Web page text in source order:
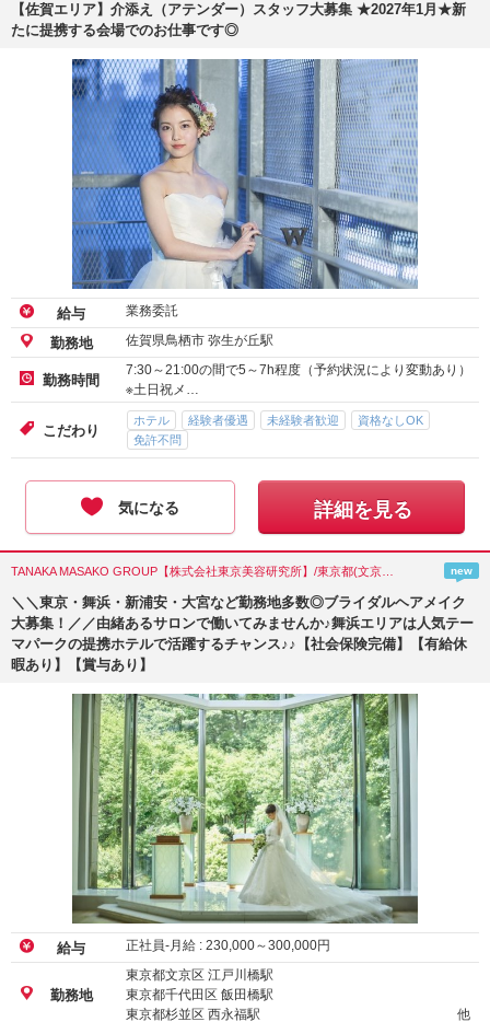
【佐賀エリア】介添え（アテンダー）スタッフ大募集 ★2027年1月★新
たに提携する会場でのお仕事です◎
給与 業務委託
勤務地 佐賀県鳥栖市 弥生が丘駅
勤務時間
7:30～21:00の間で5～7h程度（予約状況により変動あり）
※土日祝メ…
こだわり
ホテル 経験者優遇 未経験者歓迎
資格なしOK
免許不問
気になる 詳細を見る
new
＼＼東京・舞浜・新浦安・大宮など勤務地多数◎ブライダルヘアメイク
大募集！／／由緒あるサロンで働いてみませんか♪舞浜エリアは人気テー
マパークの提携ホテルで活躍するチャンス♪♪【社会保険完備】【有給休
暇あり】【賞与あり】
給与 正社員-月給 : 230,000～300,000円
勤務地
東京都文京区 江戸川橋駅
東京都千代田区 飯田橋駅
東京都杉並区 西永福駅
他